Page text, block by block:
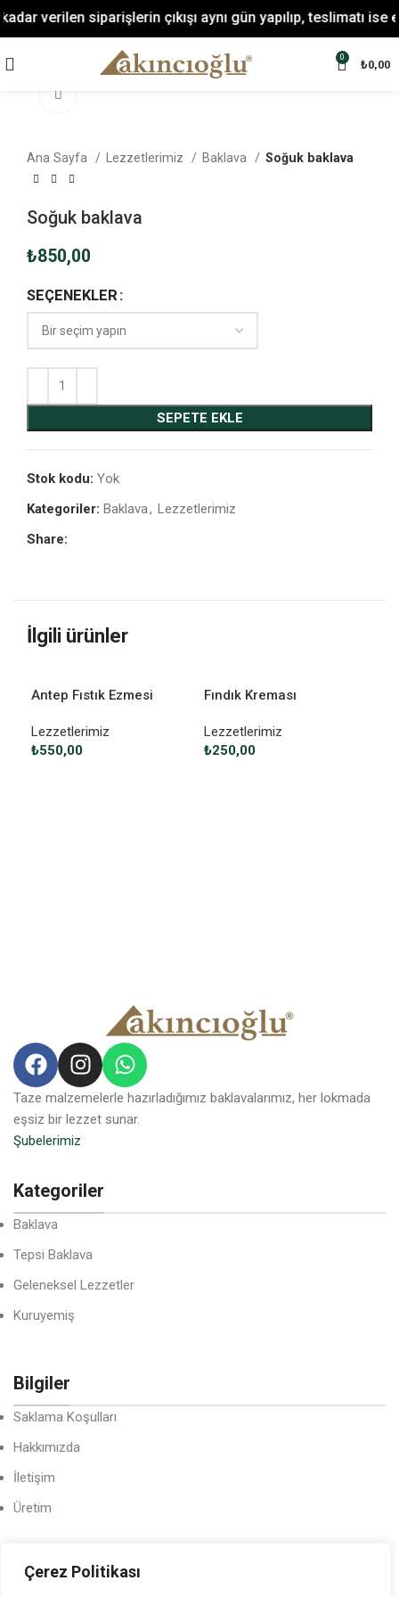
Çerez Politikası
verilen siparişlerin çıkışı aynı gün yapılıp, teslimatı
0
₺0,00
Ana Sayfa Lezzetlerimiz Baklava Soğuk baklava
Soğuk baklava
₺850,00
SEÇENEKLER
SEPETE EKLE
Stok kodu: Yok
Kategoriler: Baklava, Lezzetlerimiz
Share:
İlgili ürünler
Antep Fıstık Ezmesi
Lezzetlerimiz
₺550,00
Fındık Kreması
Lezzetlerimiz
₺250,00
Taze malzemelerle hazırladığımız baklavalarımız, her lokmada
eşsiz bir lezzet sunar.
Şubelerimiz
Kategoriler
Baklava
Tepsi Baklava
Geleneksel Lezzetler
Kuruyemiş
Bilgiler
Saklama Koşulları
Hakkımızda
İletişim
Üretim
Yasal Bilgilendirme